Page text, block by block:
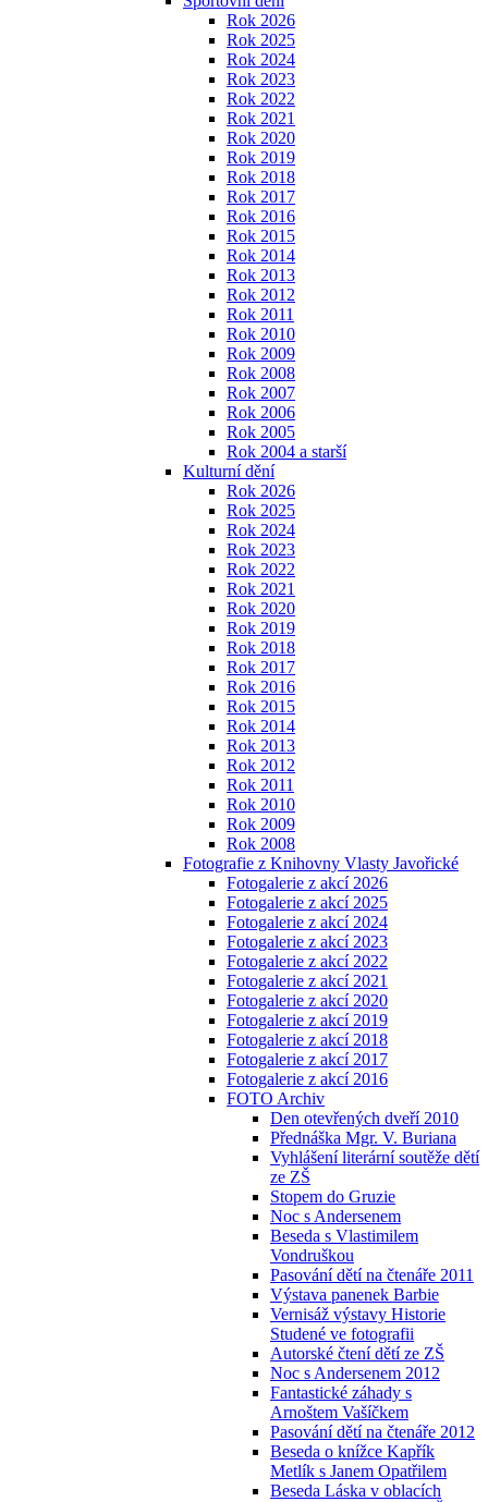
Rok 2026
Rok 2025
Rok 2024
Rok 2023
Rok 2022
Rok 2021
Rok 2020
Rok 2019
Rok 2018
Rok 2017
Rok 2016
Rok 2015
Rok 2014
Rok 2013
Rok 2012
Rok 2011
Rok 2010
Rok 2009
Rok 2008
Rok 2007
Rok 2006
Rok 2005
Rok 2004 a starší
Kulturní dění
Rok 2026
Rok 2025
Rok 2024
Rok 2023
Rok 2022
Rok 2021
Rok 2020
Rok 2019
Rok 2018
Rok 2017
Rok 2016
Rok 2015
Rok 2014
Rok 2013
Rok 2012
Rok 2011
Rok 2010
Rok 2009
Rok 2008
Fotografie z Knihovny Vlasty Javořické
Fotogalerie z akcí 2026
Fotogalerie z akcí 2025
Fotogalerie z akcí 2024
Fotogalerie z akcí 2023
Fotogalerie z akcí 2022
Fotogalerie z akcí 2021
Fotogalerie z akcí 2020
Fotogalerie z akcí 2019
Fotogalerie z akcí 2018
Fotogalerie z akcí 2017
Fotogalerie z akcí 2016
FOTO Archiv
Den otevřených dveří 2010
Přednáška Mgr. V. Buriana
Vyhlášení literární soutěže dětí
ze ZŠ
Stopem do Gruzie
Noc s Andersenem
Beseda s Vlastimilem
Vondruškou
Pasování dětí na čtenáře 2011
Výstava panenek Barbie
Vernisáž výstavy Historie
Studené ve fotografii
Autorské čtení dětí ze ZŠ
Noc s Andersenem 2012
Fantastické záhady s
Arnoštem Vašíčkem
Pasování dětí na čtenáře 2012
Beseda o knížce Kapřík
Metlík s Janem Opatřilem
Beseda Láska v oblacích